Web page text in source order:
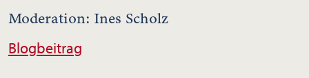
Moderation: Ines Scholz
Blogbeitrag